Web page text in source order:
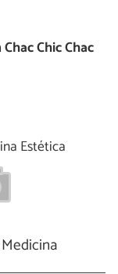
Chic Chac
Estética